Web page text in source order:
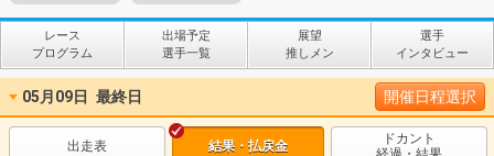
レース
プログラム
出場予定
選手一覧
展望
推しメン
選手
インタビュー
05月09日 最終日 開催日程選択
出走表 結果・払戻金
ドカント